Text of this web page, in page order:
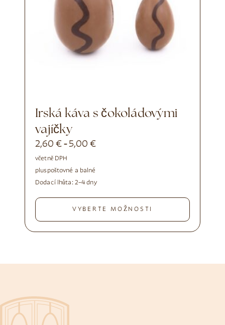
Irská káva s čokoládovými
vajíčky
2,60€ -5,00€
včetně DPH
pluspoštovné a balné
Dodací lhůta: 2–4 dny
VYBERTE MOŽNOSTI